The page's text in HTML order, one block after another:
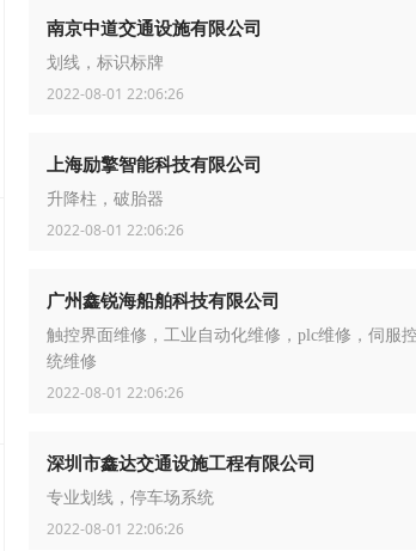
南京中道交通设施有限公司
划线，标识标牌
2022-08-01 22:06:26
上海励擎智能科技有限公司
升降柱，破胎器
2022-08-01 22:06:26
广州鑫锐海船舶科技有限公司
触控界面维修，工业自动化维修，plc维修，伺服
统维修
2022-08-01 22:06:26
深圳市鑫达交通设施工程有限公司
专业划线，停车场系统
2022-08-01 22:06:26